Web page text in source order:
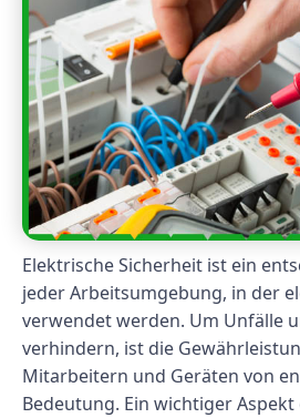
Elektrische Sicherheit ist ein
jeder Arbeitsumgebung, in der
verwendet werden. Um Unfälle
verhindern, ist die
Mitarbeitern und Geräten von
Bedeutung. Ein wichtiger